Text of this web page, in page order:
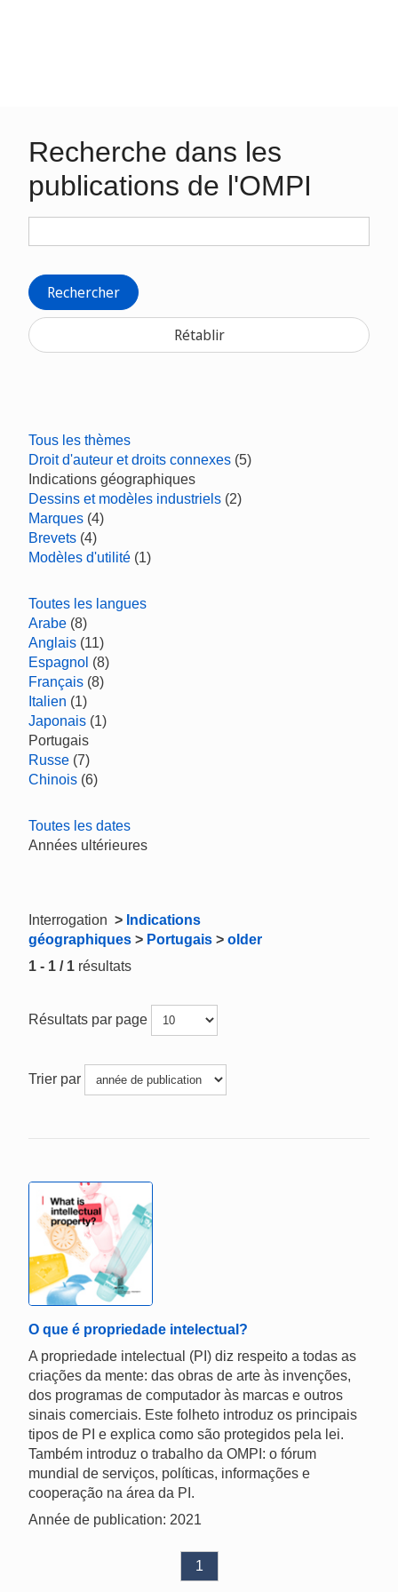
Recherche dans les
publications de l'OMPI
Rechercher
Rétablir
Tous les thèmes
Droit d'auteur et droits connexes (5)
Indications géographiques
Dessins et modèles industriels (2)
Marques (4)
Brevets (4)
Modèles d'utilité (1)
Toutes les langues
Arabe (8)
Anglais (11)
Espagnol (8)
Français (8)
Italien (1)
Japonais (1)
Portugais
Russe (7)
Chinois (6)
Toutes les dates
Années ultérieures
Interrogation > Indications
géographiques > Portugais > older
1 - 1 / 1 résultats
Résultats par page
Trier par
O que é propriedade intelectual?
A propriedade intelectual (PI) diz respeito a todas as
criações da mente: das obras de arte às invenções,
dos programas de computador às marcas e outros
sinais comerciais. Este folheto introduz os principais
tipos de PI e explica como são protegidos pela lei.
Também introduz o trabalho da OMPI: o fórum
mundial de serviços, políticas, informações e
cooperação na área da PI.
Année de publication: 2021
1